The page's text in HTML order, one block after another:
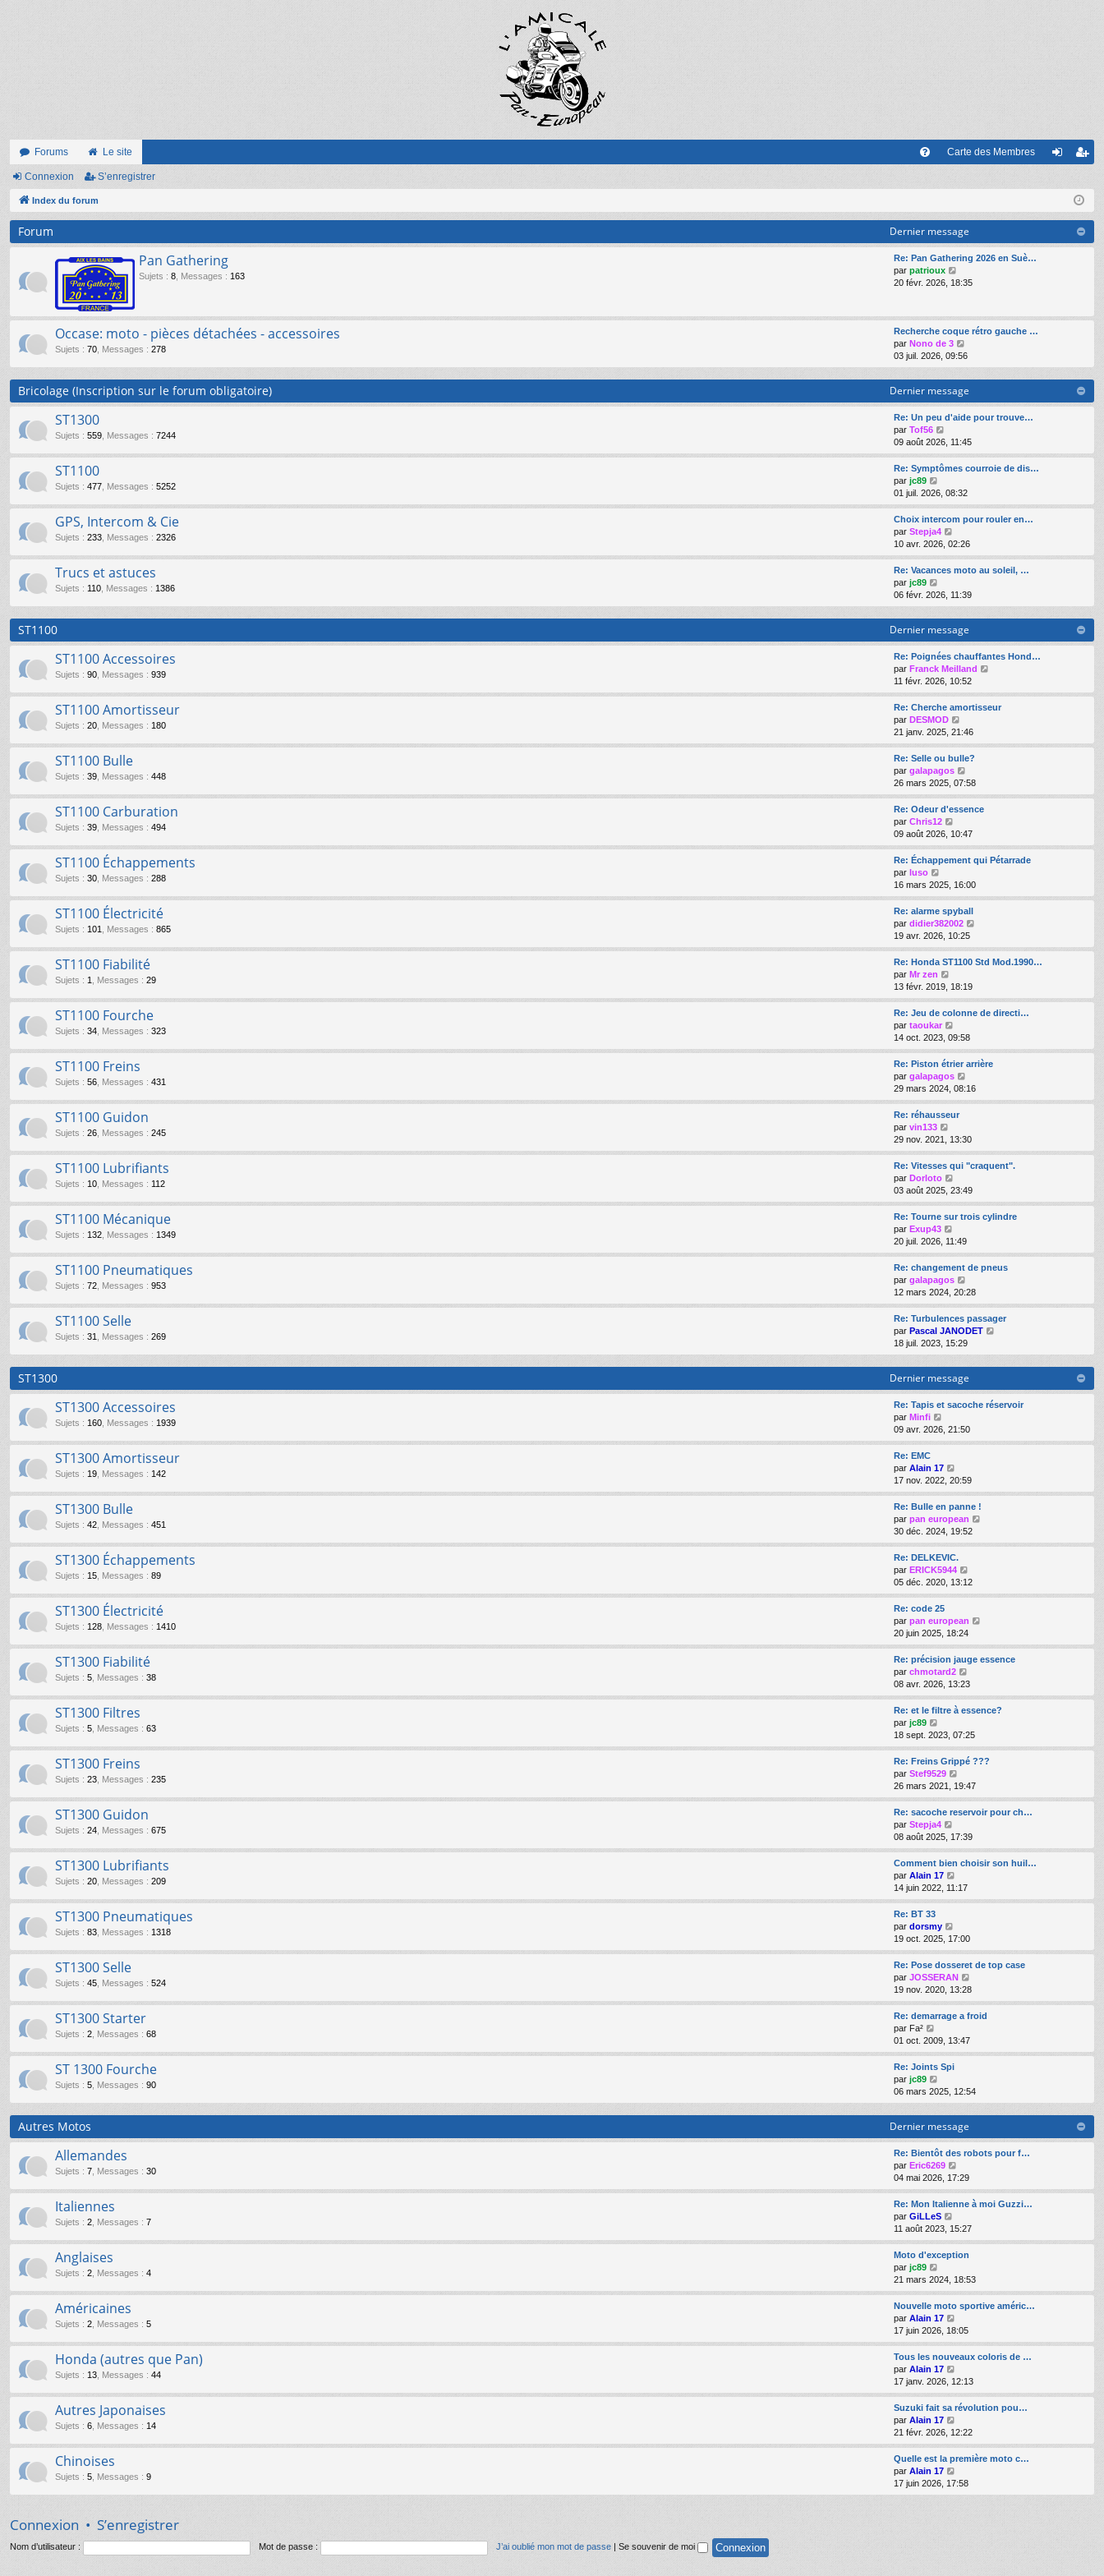
Forums Le site Carte des Membres
on
nr
eg
ist
Connexion S’enregistrer
Index du forum
Forum Dernier message
Pan Gathering
Sujets : 8 Messages : 163
Re: Pan Gathering 2026 en Suè…
par patrioux
o
l
e
d
e
r
n
i
e
r
e
s
s
g
e
20 févr. 2026, 18:35
Occase: moto - pièces détachées - accessoires
Sujets : 70 Messages : 278
Recherche coque rétro gauche …
par Nono de 3
o
i
r
l
e
d
r
n
i
r
m
s
e
03 juil. 2026, 09:56
Bricolage (Inscription sur le forum obligatoire) Dernier message
ST1300
Sujets : 559 Messages : 7244
Re: Un peu d'aide pour trouve…
par Tof56
o
i
r
e
d
r
n
r
e
e
09 août 2026, 11:45
ST1100
Sujets : 477 Messages : 5252
Re: Symptômes courroie de dis…
par jc89
o
i
r
l
e
d
n
r
m
e
s
s
e
01 juil. 2026, 08:32
GPS, Intercom & Cie
Sujets : 233 Messages : 2326
Choix intercom pour rouler en…
par Stepja4
o
i
r
e
d
e
r
n
i
e
r
m
s
s
e
10 avr. 2026, 02:26
Trucs et astuces
Sujets : 110 Messages : 1386
Re: Vacances moto au soleil, …
par jc89
o
i
r
l
e
d
e
r
n
i
e
r
m
s
e
06 févr. 2026, 11:39
ST1100 Dernier message
ST1100 Accessoires
Sujets : 90 Messages : 939
Re: Poignées chauffantes Hond…
par Franck Meilland
i
r
d
s
s
e
11 févr. 2026, 10:52
ST1100 Amortisseur
Sujets : 20 Messages : 180
Re: Cherche amortisseur
par DESMOD
o
i
r
l
e
d
n
r
e
s
s
a
g
e
21 janv. 2025, 21:46
ST1100 Bulle
Sujets : 39 Messages : 448
Re: Selle ou bulle?
par galapagos
o
i
r
e
d
e
n
r
m
e
s
s
g
e
26 mars 2025, 07:58
ST1100 Carburation
Sujets : 39 Messages : 494
Re: Odeur d'essence
par Chris12
o
i
r
e
d
e
r
n
r
e
s
s
g
e
09 août 2026, 10:47
ST1100 Échappements
Sujets : 30 Messages : 288
Re: Échappement qui Pétarrade
par luso
o
i
r
l
e
d
e
r
n
r
m
e
s
s
a
g
e
16 mars 2025, 16:00
ST1100 Électricité
Sujets : 101 Messages : 865
Re: alarme spyball
par didier382002
i
r
d
r
s
e
19 avr. 2026, 10:25
ST1100 Fiabilité
Sujets : 1 Messages : 29
Re: Honda ST1100 Std Mod.1990…
par Mr zen
o
i
r
l
e
d
e
n
i
r
e
s
s
a
g
e
13 févr. 2019, 18:19
ST1100 Fourche
Sujets : 34 Messages : 323
Re: Jeu de colonne de directi…
par taoukar
o
i
r
l
e
d
n
r
e
s
s
g
e
14 oct. 2023, 09:58
ST1100 Freins
Sujets : 56 Messages : 431
Re: Piston étrier arrière
par galapagos
o
i
e
d
e
n
r
s
s
g
e
29 mars 2024, 08:16
ST1100 Guidon
Sujets : 26 Messages : 245
Re: réhausseur
par vin133
o
i
r
l
e
d
r
n
r
m
e
s
s
a
g
29 nov. 2021, 13:30
ST1100 Lubrifiants
Sujets : 10 Messages : 112
Re: Vitesses qui "craquent".
par Dorloto
o
i
r
e
d
n
r
m
e
a
e
03 août 2025, 23:49
ST1100 Mécanique
Sujets : 132 Messages : 1349
Re: Tourne sur trois cylindre
par Exup43
o
i
r
l
e
d
r
n
r
m
s
20 juil. 2026, 11:49
ST1100 Pneumatiques
Sujets : 72 Messages : 953
Re: changement de pneus
par galapagos
o
i
r
l
e
d
e
r
n
i
r
m
s
e
12 mars 2024, 20:28
ST1100 Selle
Sujets : 31 Messages : 269
Re: Turbulences passager
par Pascal JANODET
i
r
e
d
n
m
18 juil. 2023, 15:29
ST1300 Dernier message
ST1300 Accessoires
Sujets : 160 Messages : 1939
Re: Tapis et sacoche réservoir
par Minfi
o
i
l
e
d
n
r
m
e
s
s
a
g
e
09 avr. 2026, 21:50
ST1300 Amortisseur
Sujets : 19 Messages : 142
Re: EMC
par Alain 17
o
i
r
l
e
d
e
r
n
m
e
s
s
a
g
e
17 nov. 2022, 20:59
ST1300 Bulle
Sujets : 42 Messages : 451
Re: Bulle en panne !
par pan european
i
d
r
s
s
e
30 déc. 2024, 19:52
ST1300 Échappements
Sujets : 15 Messages : 89
Re: DELKEVIC.
par ERICK5944
o
i
d
r
n
r
e
s
s
g
e
05 déc. 2020, 13:12
ST1300 Électricité
Sujets : 128 Messages : 1410
Re: code 25
par pan european
i
r
d
r
s
s
e
20 juin 2025, 18:24
ST1300 Fiabilité
Sujets : 5 Messages : 38
Re: précision jauge essence
par chmotard2
o
i
r
e
d
e
n
r
e
s
s
e
08 avr. 2026, 13:23
ST1300 Filtres
Sujets : 5 Messages : 63
Re: et le filtre à essence?
par jc89
o
i
r
l
e
d
e
r
n
r
m
e
s
a
g
e
18 sept. 2023, 07:25
ST1300 Freins
Sujets : 23 Messages : 235
Re: Freins Grippé ???
par Stef9529
o
i
r
e
d
n
e
s
s
a
g
e
26 mars 2021, 19:47
ST1300 Guidon
Sujets : 24 Messages : 675
Re: sacoche reservoir pour ch…
par Stepja4
o
i
r
l
e
d
n
r
m
e
s
s
g
e
08 août 2025, 17:39
ST1300 Lubrifiants
Sujets : 20 Messages : 209
Comment bien choisir son huil…
par Alain 17
o
i
e
d
r
n
r
e
s
g
14 juin 2022, 11:17
ST1300 Pneumatiques
Sujets : 83 Messages : 1318
Re: BT 33
par dorsmy
o
i
r
l
e
d
n
r
e
a
e
19 oct. 2025, 17:00
ST1300 Selle
Sujets : 45 Messages : 524
Re: Pose dosseret de top case
par JOSSERAN
o
i
r
d
n
m
e
g
e
19 nov. 2020, 13:28
ST1300 Starter
Sujets : 2 Messages : 68
Re: demarrage a froid
par Fa²
o
i
r
l
e
d
e
r
n
i
e
r
m
e
s
s
e
01 oct. 2009, 13:47
ST 1300 Fourche
Sujets : 5 Messages : 90
Re: Joints Spi
par jc89
o
i
r
l
e
d
e
r
n
i
e
r
m
s
e
06 mars 2025, 12:54
Autres Motos Dernier message
Allemandes
Sujets : 7 Messages : 30
Re: Bientôt des robots pour f…
par Eric6269
o
i
r
e
d
e
n
r
e
s
s
g
e
04 mai 2026, 17:29
Italiennes
Sujets : 2 Messages : 7
Re: Mon Italienne à moi Guzzi…
par GiLLeS
o
i
r
e
d
r
n
r
m
e
s
s
a
g
e
11 août 2023, 15:27
Anglaises
Sujets : 2 Messages : 4
Moto d'exception
par jc89
o
i
r
l
e
d
r
n
r
m
e
s
s
a
g
21 mars 2024, 18:53
Américaines
Sujets : 2 Messages : 5
Nouvelle moto sportive améric…
par Alain 17
o
i
r
e
d
e
n
r
e
17 juin 2026, 18:05
Honda (autres que Pan)
Sujets : 13 Messages : 44
Tous les nouveaux coloris de …
par Alain 17
o
i
r
e
d
n
17 janv. 2026, 12:13
Autres Japonaises
Sujets : 6 Messages : 14
Suzuki fait sa révolution pou…
par Alain 17
o
i
r
e
d
21 févr. 2026, 12:22
Chinoises
Sujets : 5 Messages : 9
Quelle est la première moto c…
par Alain 17
o
i
17 juin 2026, 17:58
Connexion • S’enregistrer
Nom d’utilisateur : Mot de passe : J’ai oublié mon mot de passe Se souvenir de moi